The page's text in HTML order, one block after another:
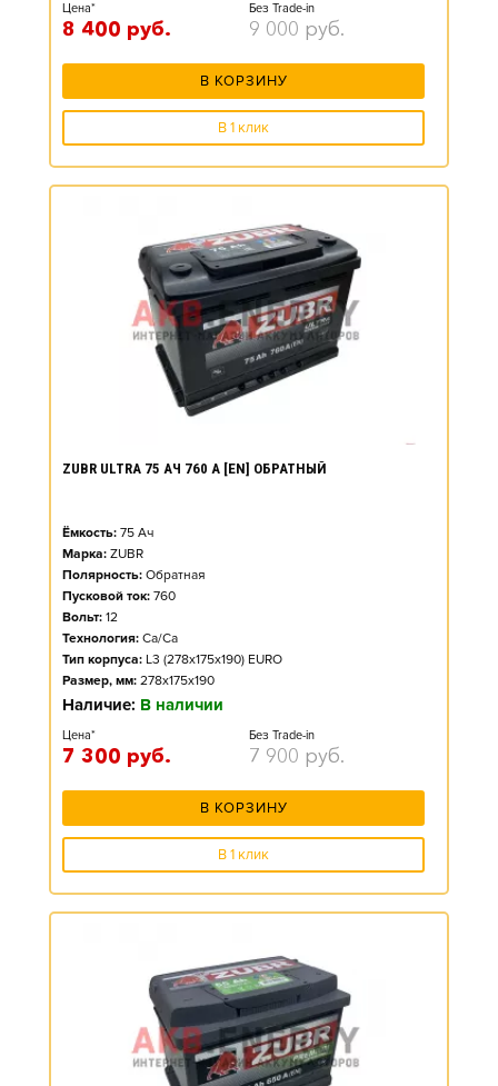
Цена*
8 400 руб.
Без Trade-in
9 000 руб.
В КОРЗИНУ
В 1 клик
ZUBR ULTRA 75 АЧ 760 А [EN] ОБРАТНЫЙ
Ёмкость: 75 Ач
Марка: ZUBR
Полярность: Обратная
Пусковой ток: 760
Вольт: 12
Технология: Ca/Ca
Тип корпуса: L3 (278x175x190) EURO
Размер, мм: 278x175x190
Наличие: В наличии
Цена*
7 300 руб.
Без Trade-in
7 900 руб.
В КОРЗИНУ
В 1 клик